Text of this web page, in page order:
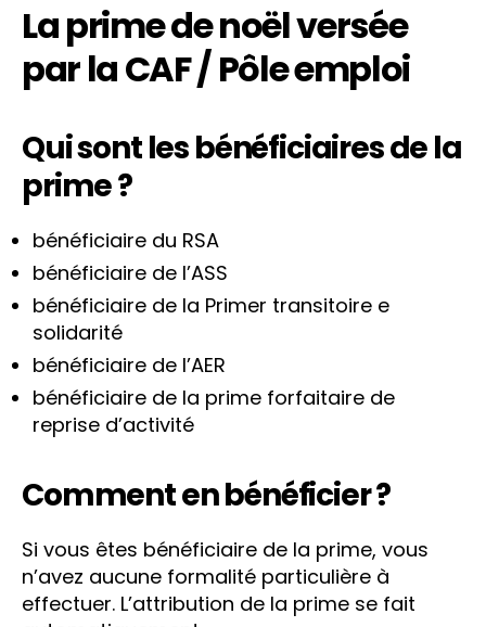
La prime de noël versée
par la CAF / Pôle emploi
Qui sont les bénéficiaires de la
prime ?
bénéficiaire du RSA
bénéficiaire de l’ASS
bénéficiaire de la Primer transitoire e
solidarité
bénéficiaire de l’AER
bénéficiaire de la prime forfaitaire de
reprise d’activité
Comment en bénéficier ?
Si vous êtes bénéficiaire de la prime, vous
n’avez aucune formalité particulière à
effectuer. L’attribution de la prime se fait